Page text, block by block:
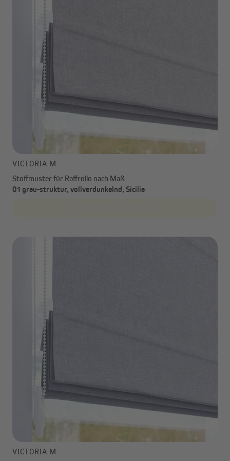
VICTORIA M
Stoffmuster für Raffrollo nach Maß
01 grau-struktur, vollverdunkelnd, Sicilia
VICTORIA M